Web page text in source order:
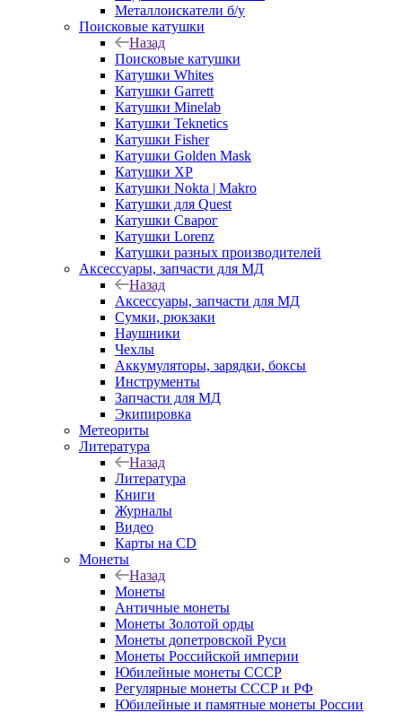
Металлоискатели б/у
Поисковые катушки
Назад
Поисковые катушки
Катушки Whites
Катушки Garrett
Катушки Minelab
Катушки Teknetics
Катушки Fisher
Катушки Golden Mask
Катушки XP
Катушки Nokta | Makro
Катушки для Quest
Катушки Сварог
Катушки Lorenz
Катушки разных производителей
Аксессуары, запчасти для МД
Назад
Аксессуары, запчасти для МД
Сумки, рюкзаки
Наушники
Чехлы
Аккумуляторы, зарядки, боксы
Инструменты
Запчасти для МД
Экипировка
Метеориты
Литература
Назад
Литература
Книги
Журналы
Видео
Карты на CD
Монеты
Назад
Монеты
Античные монеты
Монеты Золотой орды
Монеты допетровской Руси
Монеты Российской империи
Юбилейные монеты СССР
Регулярные монеты СССР и РФ
Юбилейные и памятные монеты России